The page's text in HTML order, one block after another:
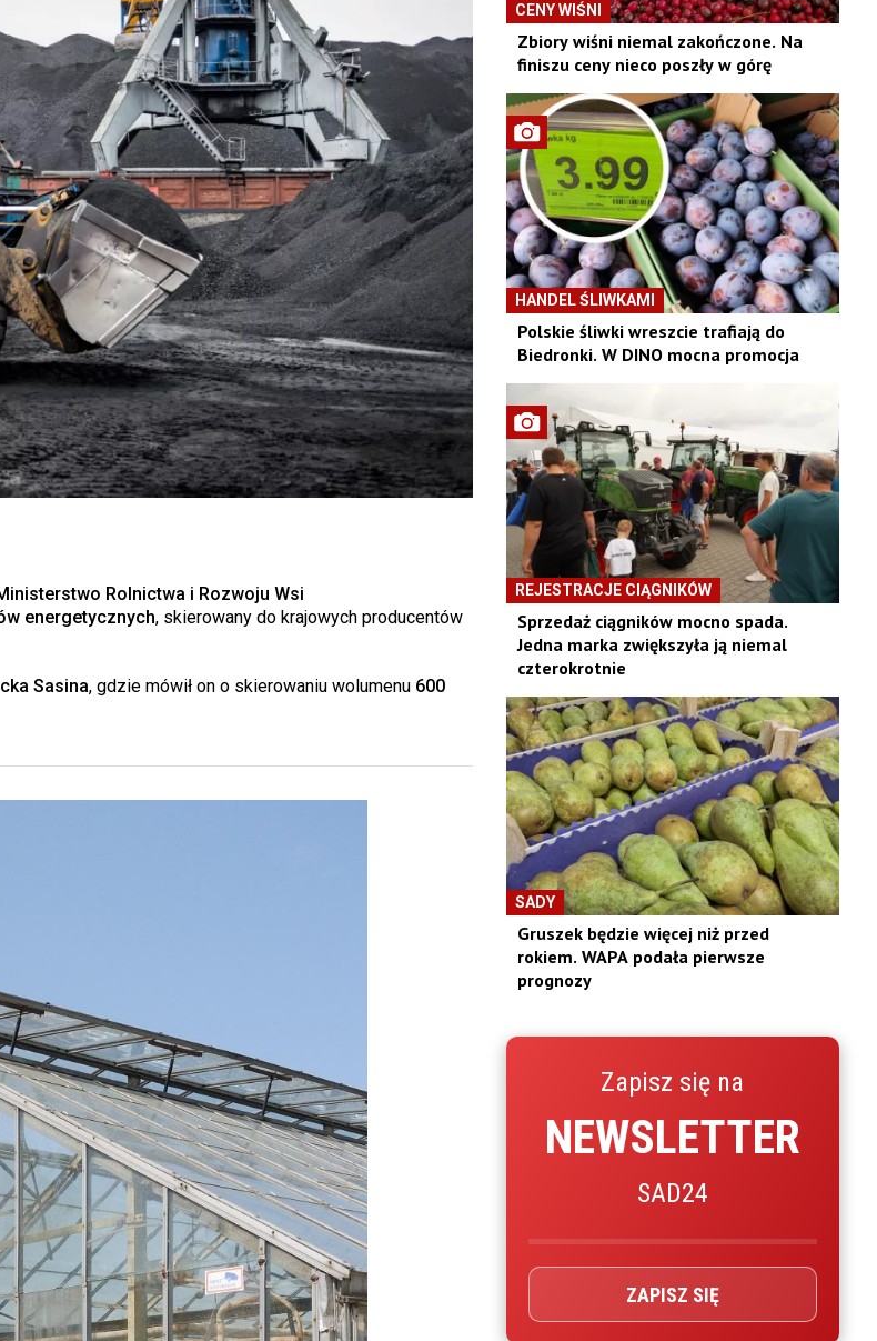
Rolnictwa i Rozwoju Wsi
energetycznych, skierowany do krajowych producentów
Sasina, gdzie mówił on o skierowaniu wolumenu 600
CENY WIŚNI
Zbiory wiśni niemal zakończone. Na
finiszu ceny nieco poszły w górę
HANDEL ŚLIWKAMI
Polskie śliwki wreszcie trafiają do
Biedronki. W DINO mocna promocja
REJESTRACJE CIĄGNIKÓW
Sprzedaż ciągników mocno spada.
Jedna marka zwiększyła ją niemal
czterokrotnie
SADY
Gruszek będzie więcej niż przed
rokiem. WAPA podała pierwsze
prognozy
Zapisz się na
NEWSLETTER
SAD24
ZAPISZ SIĘ